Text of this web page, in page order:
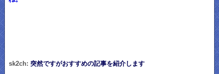
sk2ch: 突然ですがおすすめの記事を紹介します